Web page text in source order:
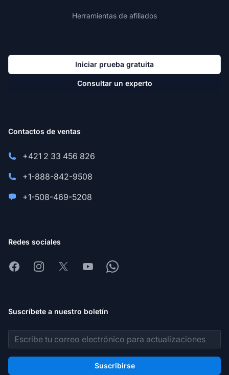
Herramientas de afiliados
Iniciar prueba gratuita
Consultar un experto
Contactos de ventas
+421 2 33 456 826
+1-888-842-9508
+1-508-469-5208
Redes sociales
FacebookInstagram
X YoutubeWhatsapp
Suscríbete a nuestro boletín
Dirección de correo electrónico
Suscribirse